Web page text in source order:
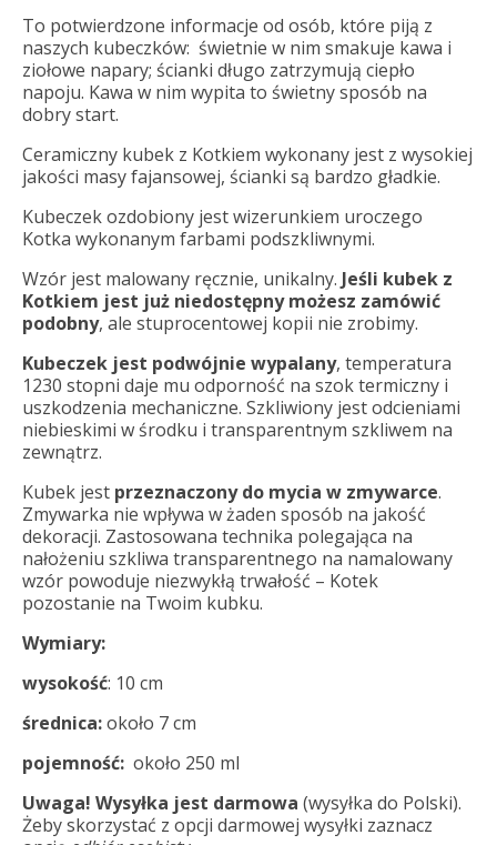
To potwierdzone informacje od osób, które piją z
naszych kubeczków: świetnie w nim smakuje kawa i
ziołowe napary; ścianki długo zatrzymują ciepło
napoju. Kawa w nim wypita to świetny sposób na
dobry start.
Ceramiczny kubek z Kotkiem wykonany jest z wysokiej
jakości masy fajansowej, ścianki są bardzo gładkie.
Kubeczek ozdobiony jest wizerunkiem uroczego
Kotka wykonanym farbami podszkliwnymi.
Wzór jest malowany ręcznie, unikalny. Jeśli kubek z
Kotkiem jest już niedostępny możesz zamówić
podobny, ale stuprocentowej kopii nie zrobimy.
Kubeczek jest podwójnie wypalany, temperatura
1230 stopni daje mu odporność na szok termiczny i
uszkodzenia mechaniczne. Szkliwiony jest odcieniami
niebieskimi w środku i transparentnym szkliwem na
zewnątrz.
Kubek jest przeznaczony do mycia w zmywarce.
Zmywarka nie wpływa w żaden sposób na jakość
dekoracji. Zastosowana technika polegająca na
nałożeniu szkliwa transparentnego na namalowany
wzór powoduje niezwykłą trwałość – Kotek
pozostanie na Twoim kubku.
Wymiary:
wysokość: 10 cm
średnica:około 7 cm
pojemność: około 250 ml
Uwaga! Wysyłka jest darmowa (wysyłka do Polski).
Żeby skorzystać z opcji darmowej wysyłki zaznacz